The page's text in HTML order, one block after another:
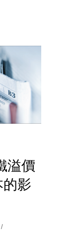
溢價
影